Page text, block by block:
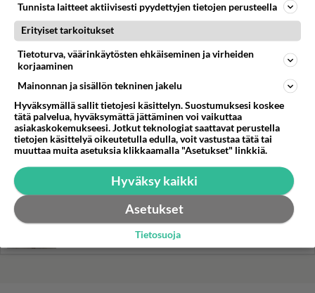
carbonarasta. Si, si, si -
maistuu kyllä!
Coleslaw on Ameriikan
tuliainen.
Ulkona paistetut herkulliset
letut maistuvat Suomen
kesässä.
Tzatziki tuo Kreikan kielelle ja
mielelle.
Kuivakakku on perinteikäs
kahvipöydän leivonnainen.
Tunnista laitteet aktiivisesti pyydettyjen tietojen perusteella
Erityiset tarkoitukset
Tietoturva, väärinkäytösten ehkäiseminen ja virheiden
korjaaminen
Mainonnan ja sisällön tekninen jakelu
Hyväksymällä sallit tietojesi käsittelyn. Suostumuksesi koskee
tätä palvelua, hyväksymättä jättäminen voi vaikuttaa
asiakaskokemukseesi. Jotkut teknologiat saattavat perustella
tietojen käsittelyä oikeutetulla edulla, voit vastustaa tätä tai
muuttaa muita asetuksia klikkaamalla "Asetukset" linkkiä.
Hyväksy kaikki
Asetukset
Tietosuoja